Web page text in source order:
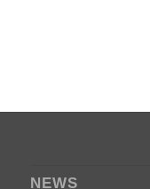
NEWS